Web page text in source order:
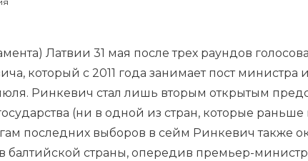
Латвии 31 мая после трех раундов
который с 2011 года занимает пост министра
Ринкевич стал лишь вторым открытым
(ни в одной из стран, которые
последних выборов в сейм Ринкевич также
балтийской страны, опередив премьер-